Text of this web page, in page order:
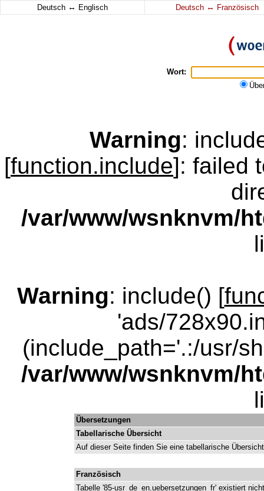
Deutsch ↔ Englisch Deutsch ↔ Französisch
Wort:
Warning:
[function.include]: failed
/var/www/wsnknvm/
Warning: include() [
'ads/
(include_path='.:/usr/
/var/www/wsnknvm/
Übersetzungen
Tabellarische Übersicht
Auf dieser Seite finden Sie eine tabellarische
Französisch
Tabelle '85-usr_de_en.uebersetzungen_fr' existiert nicht